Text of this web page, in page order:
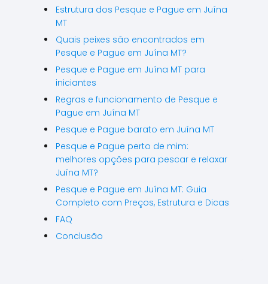
Estrutura dos Pesque e Pague em Juína
MT
Quais peixes são encontrados em
Pesque e Pague em Juína MT?
Pesque e Pague em Juína MT para
iniciantes
Regras e funcionamento de Pesque e
Pague em Juína MT
Pesque e Pague barato em Juína MT
Pesque e Pague perto de mim:
melhores opções para pescar e relaxar
Juína MT?
Pesque e Pague em Juína MT: Guia
Completo com Preços, Estrutura e Dicas
FAQ
Conclusão